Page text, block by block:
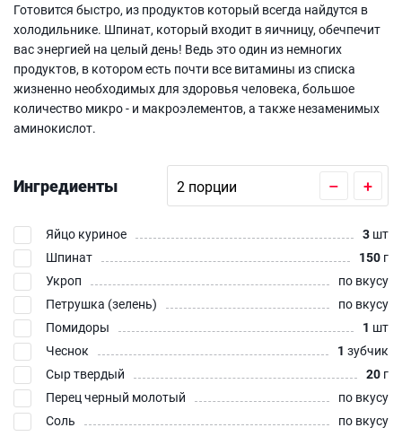
Готовится быстро, из продуктов который всегда найдутся в
холодильнике. Шпинат, который входит в яичницу, обечпечит
вас энергией на целый день! Ведь это один из немногих
продуктов, в котором есть почти все витамины из списка
жизненно необходимых для здоровья человека, большое
количество микро - и макроэлементов, а также незаменимых
аминокислот.
Ингредиенты – +
Яйцо куриное 3 шт
Шпинат
150 г
Укроп
по вкусу
Петрушка (зелень)
по вкусу
Помидоры
1 шт
Чеснок
1 зубчик
Сыр твердый
20 г
Перец черный молотый
по вкусу
Соль
по вкусу